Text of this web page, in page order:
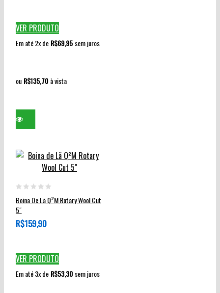
VER PRODUTO
Em até 2x de R$69,95 sem juros
ou R$135,70 à vista
out
of
Boina De Lã Q²M Rotary Wool Cut
5″
R$159,90
VER PRODUTO
Em até 3x de R$53,30 sem juros